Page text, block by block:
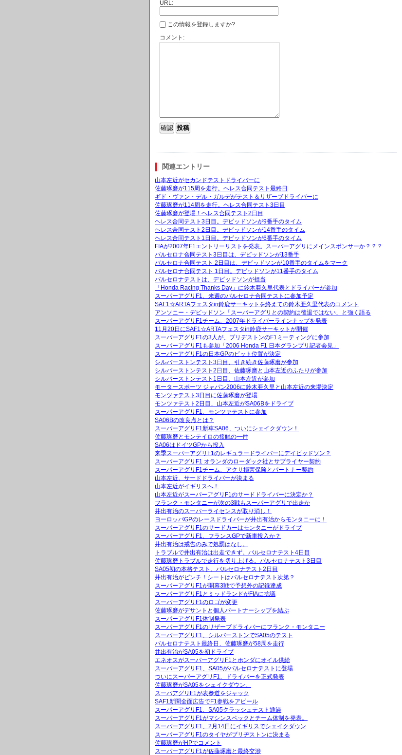
URL:
この情報を登録しますか?
コメント:
関連エントリー
山本左近がセカンドテストドライバーに
佐藤琢磨が115周を走行。ヘレス合同テスト最終日
ギド・ヴァン・デル・ガルデがテスト＆リザーブドライバーに
佐藤琢磨が114周を走行。ヘレス合同テスト3日目
佐藤琢磨が登場！ヘレス合同テスト2日目
ヘレス合同テスト3日目。デビッドソンが9番手のタイム
ヘレス合同テスト2日目。デビッドソンが14番手のタイム
ヘレス合同テスト1日目。デビッドソンが6番手のタイム
FIAが2007年F1エントリーリストを発表。スーパーアグリにメインスポンサーか？？？
バルセロナ合同テスト3日目は、デビッドソンが13番手
バルセロナ合同テスト 2日目は、デビッドソンが10番手のタイムをマーク
バルセロナ合同テスト 1日目。デビッドソンが11番手のタイム
バルセロナテストは、デビッドソンが担当
「Honda Racing Thanks Day」に鈴木亜久里代表とドライバーが参加
スーパーアグリF1、来週のバルセロナ合同テストに参加予定
SAF1☆ARTAフェスタin鈴鹿サーキットを終えての鈴木亜久里代表のコメント
アンソニー・デビッドソン「スーパーアグリとの契約は後退ではない」と強く語る
スーパーアグリF1チーム、2007年ドライバーラインナップを発表
11月20日にSAF1☆ARTAフェスタin鈴鹿サーキットが開催
スーパーアグリF1の3人が、ブリヂストンのF1ミーティングに参加
スーパーアグリF1も参加「2006 Honda F1 日本グランプリ記者会見」
スーパーアグリF1の日本GPのピット位置が決定
シルバーストンテスト3日目、引き続き佐藤琢磨が参加
シルバーストンテスト2日目、佐藤琢磨と山本左近のふたりが参加
シルバーストンテスト1日目、山本左近が参加
モータースポーツ ジャパン2006に鈴木亜久里と山本左近の来場決定
モンツァテスト3日目に佐藤琢磨が登場
モンツァテスト2日目、山本左近がSA06Bをドライブ
スーパーアグリF1、モンツァテストに参加
SA06Bの改良点とは？
スーパーアグリF1新車SA06、ついにシェイクダウン！
佐藤琢磨とモンテイロの接触の一件
SA06はドイツGPから投入
来季スーパーアグリF1のレギュラードライバーにデイビッドソン？
スーパーアグリF1 オランダのローダック社とサプライヤー契約
スーパーアグリF1チーム、アクサ損害保険とパートナー契約
山本左近、サードドライバーが決まる
山本左近がイギリスへ！
山本左近がスーパーアグリF1のサードドライバーに決定か？
フランク・モンタニーが次の3戦もスーパーアグリで出走か
井出有治のスーパーライセンスが取り消し！
ヨーロッパGPのレースドライバーが井出有治からモンタニーに！
スーパーアグリF1のサードカーはモンタニーがドライブ
スーパーアグリF1、フランスGPで新車投入か？
井出有治は戒告のみで処罰はなし。
トラブルで井出有治は出走できず。バルセロナテスト4日目
佐藤琢磨トラブルで走行を切り上げる。バルセロナテスト3日目
SA05初の本格テスト。バルセロナテスト2日目
井出有治がピンチ！シートはバルセロナテスト次第？
スーパーアグリF1が開幕3戦で予想外の記録達成
スーパーアグリF1とミッドランドがFIAに抗議
スーパーアグリF1のロゴが変更
佐藤琢磨がデサントと個人パートナーシップを結ぶ
スーパーアグリF1体制発表
スーパーアグリF1のリザーブドライバーにフランク・モンタニー
スーパーアグリF1、シルバーストンでSA05のテスト
バルセロナテスト最終日、佐藤琢磨が58周を走行
井出有治がSA05を初ドライブ
エネオスがスーパーアグリF1とホンダにオイル供給
スーパーアグリF1、SA05がバルセロナテストに登場
ついにスーパーアグリF1、ドライバーを正式発表
佐藤琢磨がSA05をシェイクダウン。
スーパアグリF1が表参道をジャック
SAF1新聞全面広告でF1参戦をアピール
スーパーアグリF1、SA05クラッシュテスト通過
スーパーアグリF1がマシンスペックとチーム体制を発表。
スーパーアグリF1、2月14日にイギリスでシェイクダウン
スーパーアグリF1のタイヤがブリヂストンに決まる
佐藤琢磨がHPでコメント
スーパーアグリF1が佐藤琢磨と最終交渉